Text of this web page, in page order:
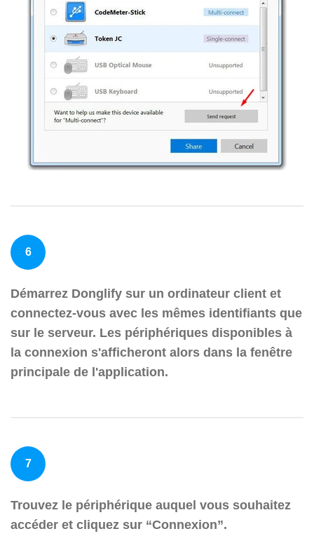
6
Démarrez Donglify sur un ordinateur client et
connectez-vous avec les mêmes identifiants que
sur le serveur. Les périphériques disponibles à
la connexion s'afficheront alors dans la fenêtre
principale de l'application.
7
Trouvez le périphérique auquel vous souhaitez
accéder et cliquez sur “Connexion”.